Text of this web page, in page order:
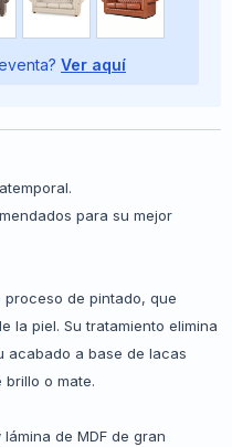
Ver aquí
para su mejor
de pintado, que
la piel. Su tratamiento elimina
acabado a base de lacas
o mate.
de MDF de gran